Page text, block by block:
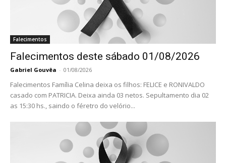
Falecimentos
Falecimentos deste sábado 01/08/2026
Gabriel Gouvêa - 01/08/2026
Falecimentos Família Celina deixa os filhos: FELICE e RONIVALDO
casado com PATRICIA. Deixa ainda 03 netos. Sepultamento dia 02
as 15:30 hs., saindo o féretro do velório...